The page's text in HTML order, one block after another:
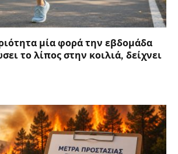
μία φορά την εβδομάδα
το λίπος στην κοιλιά, δείχνει